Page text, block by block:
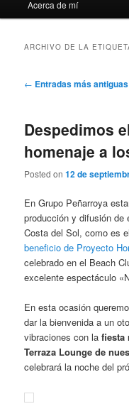
Acerca de mí
ARCHIVO DE LA
Navegación
← Entradas más antiguas
Despedimos
homenaje a
Posted on12 de
En Grupo Peñarroya
producción y difusión
Costa del Sol, como es
beneficio de Proyecto
celebrado en el Beach
excelente espectáculo
En esta ocasión
dar la bienvenida a un
vibraciones con lafiesta
Terraza Lounge de
celebrará la noche del